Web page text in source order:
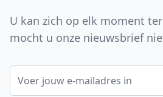
U kan zich op elk moment
mocht u onze nieuwsbrief
E-mail adres